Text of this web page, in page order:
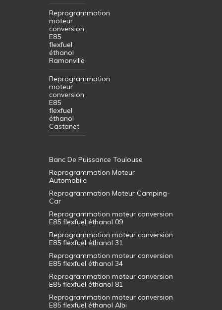
Reprogrammation
moteur
conversion
E85
flexfuel
éthanol
Ramonville
Reprogrammation
moteur
conversion
E85
flexfuel
éthanol
Castanet
Banc De Puissance Toulouse
Reprogrammation Moteur
Automobile
Reprogrammation Moteur Camping-
Car
Reprogrammation moteur conversion
E85 flexfuel éthanol 09
Reprogrammation moteur conversion
E85 flexfuel éthanol 31
Reprogrammation moteur conversion
E85 flexfuel éthanol 34
Reprogrammation moteur conversion
E85 flexfuel éthanol 81
Reprogrammation moteur conversion
E85 flexfuel éthanol Albi